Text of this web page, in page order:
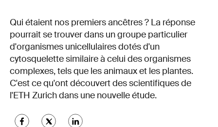
Qui étaient nos premiers ancêtres ? La réponse
pourrait se trouver dans un groupe particulier
d'organismes unicellulaires dotés d'un
cytosquelette similaire à celui des organismes
complexes, tels que les animaux et les plantes.
C'est ce qu'ont découvert des scientifiques de
l'ETH Zurich dans une nouvelle étude.